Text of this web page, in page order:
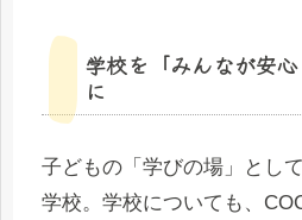
学校を「みんなが安
に
子どもの「学びの場」とし
学校。学校についても、